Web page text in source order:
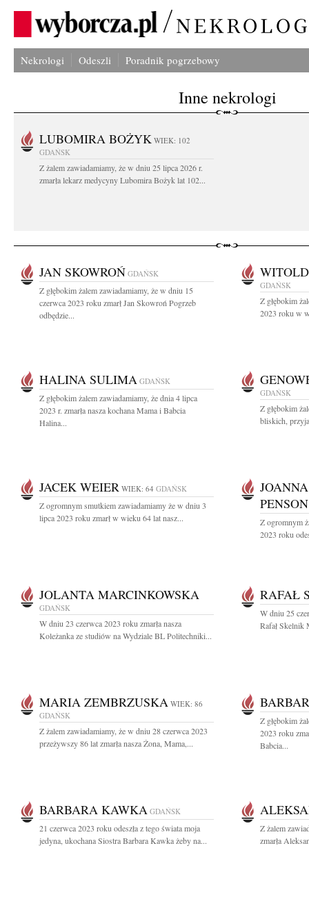
Nekrologi Odeszli Poradnik pogrzebowy
Inne nekrologi
LUBOMIRA BOŻYK WIEK: 102
GDAŃSK
Z żalem zawiadamiamy, że w dniu 25 lipca 2026 r.
zmarła lekarz medycyny Lubomira Bożyk lat 102...
JAN SKOWROŃ GDAŃSK
Z głębokim żalem zawiadamiamy, że w dniu 15
czerwca 2023 roku zmarł Jan Skowroń Pogrzeb
odbędzie...
GDAŃSK
Z głębokim
2023 roku w
HALINA SULIMA GDAŃSK
Z głębokim żalem zawiadamiamy, że dnia 4 lipca
2023 r. zmarła nasza kochana Mama i Babcia
Halina...
GDAŃSK
Z głębokim
bliskich,
JACEK WEIER WIEK: 64 GDAŃSK
Z ogromnym smutkiem zawiadamiamy że w dniu 3
lipca 2023 roku zmarł w wieku 64 lat nasz...
PENSON
Z ogromnym
2023 roku
JOLANTA MARCINKOWSKA
GDAŃSK
W dniu 23 czerwca 2023 roku zmarła nasza
Koleżanka ze studiów na Wydziale BL Politechniki...
RAFAŁ
W dniu 25
Rafał Skelnik
MARIA ZEMBRZUSKA WIEK: 86
GDAŃSK
Z żalem zawiadamiamy, że w dniu 28 czerwca 2023
przeżywszy 86 lat zmarła nasza Żona, Mama,...
Z głębokim
2023 roku
Babcia...
BARBARA KAWKA GDAŃSK
21 czerwca 2023 roku odeszła z tego świata moja
jedyna, ukochana Siostra Barbara Kawka żeby na...
Z żalem
zmarła